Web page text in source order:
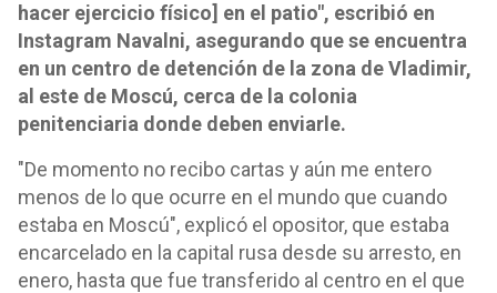
hacer ejercicio físico] en el patio", escribió en
Instagram Navalni, asegurando que se encuentra
en un centro de detención de la zona de Vladimir,
al este de Moscú, cerca de la colonia
penitenciaria donde deben enviarle.
"De momento no recibo cartas y aún me entero
menos de lo que ocurre en el mundo que cuando
estaba en Moscú", explicó el opositor, que estaba
encarcelado en la capital rusa desde su arresto, en
enero, hasta que fue transferido al centro en el que